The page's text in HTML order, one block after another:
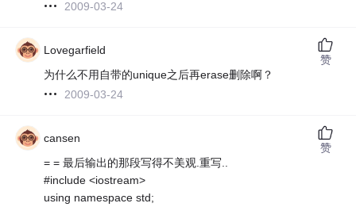
2009-03-24
Lovegarfield
为什么不用自带的unique之后再erase删除啊？
2009-03-24
赞
cansen
= = 最后输出的那段写得不美观.重写..
#include <iostream>
using namespace std;
赞